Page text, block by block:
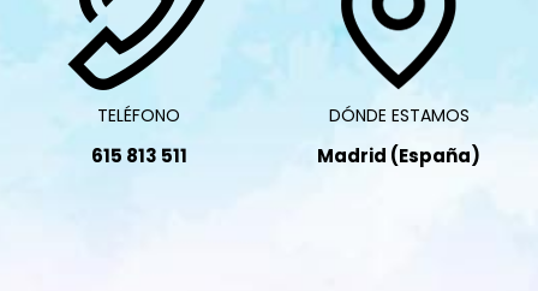
TELÉFONO
615 813 511
DÓNDE ESTAMOS
Madrid (España)